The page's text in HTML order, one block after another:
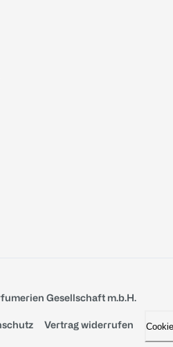
Gesellschaft m.b.H.
Vertrag widerrufen